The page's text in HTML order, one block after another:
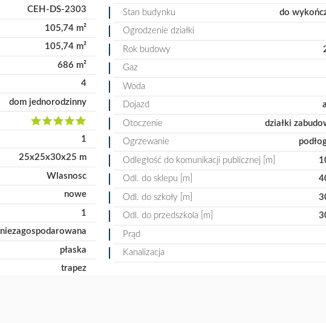
CEH-DS-2303
105,74 m²
105,74 m²
686 m²
4
dom jednorodzinny
1
25x25x30x25 m
Wlasnosc
nowe
1
niezagospodarowana
płaska
trapez
Stan budynku do
Ogrodzenie działki
Rok budowy
Gaz
Woda
Dojazd
Otoczenie działki
Ogrzewanie
Odległość do komunikacji publicznej [m]
Odl. do sklepu [m]
Odl. do szkoły [m]
Odl. do przedszkola [m]
Prąd
Kanalizacja